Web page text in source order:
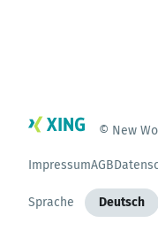
© New
ImpressumAGB
Sprache Deutsch